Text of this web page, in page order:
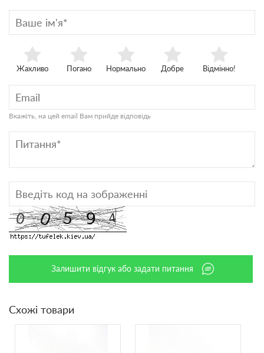
Жахливо Погано Нормально Добре Відмінно!
Вкажіть, на цей email Вам прийде відповідь
Залишити відгук або задати питання
Схожі товари